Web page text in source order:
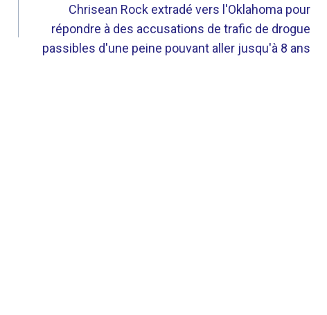
Chrisean Rock extradé vers l'Oklahoma pour
répondre à des accusations de trafic de drogue
passibles d'une peine pouvant aller jusqu'à 8 ans